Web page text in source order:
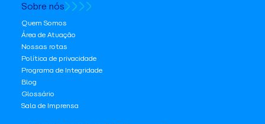
Sobre nós
Quem Somos
Área de Atuação
Nossas rotas
Política de privacidade
Programa de Integridade
Blog
Glossário
Sala de Imprensa